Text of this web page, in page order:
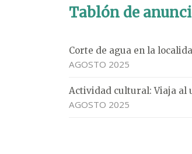
Tablón de
Corte de agua en la
AGOSTO 2025
Actividad cultural: Viaja al
AGOSTO 2025